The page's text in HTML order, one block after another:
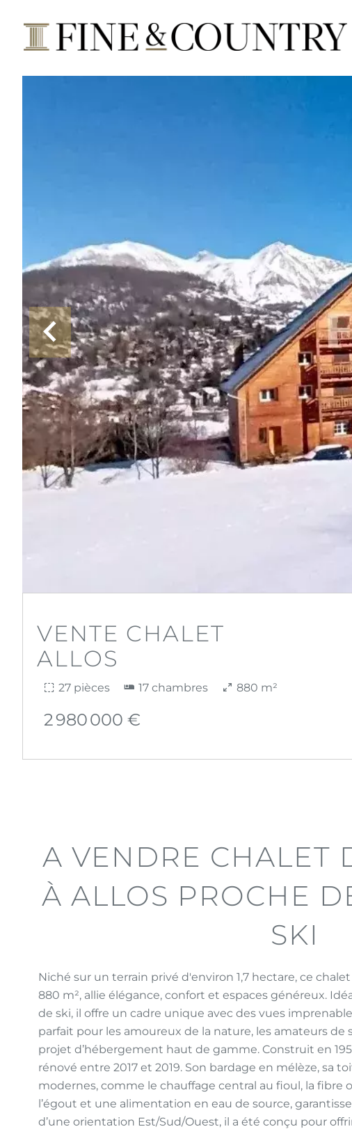
VENTE CHALET
ALLOS
27 pièces 17 chambres 880 m²
2 980 000 €
A VENDRE CHALET
À ALLOS PROCHE
SKI
Niché sur un terrain privé d'environ 1,7 hectare, ce
880 m², allie élégance, confort et espaces généreux.
de ski, il offre un cadre unique avec des vues
parfait pour les amoureux de la nature, les amateurs de
projet d’hébergement haut de gamme. Construit en
rénové entre 2017 et 2019. Son bardage en mélèze, sa
modernes, comme le chauffage central au fioul, la
l’égout et une alimentation en eau de source,
d’une orientation Est/Sud/Ouest, il a été conçu pour